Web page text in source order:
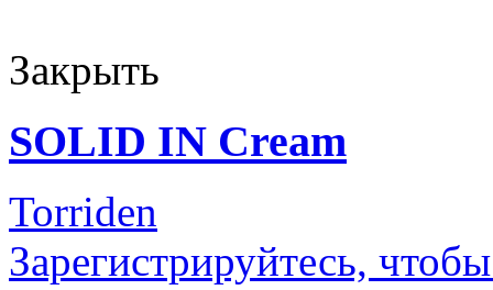
Закрыть
SOLID IN Cream
Torriden
Зарегистрируйтесь,